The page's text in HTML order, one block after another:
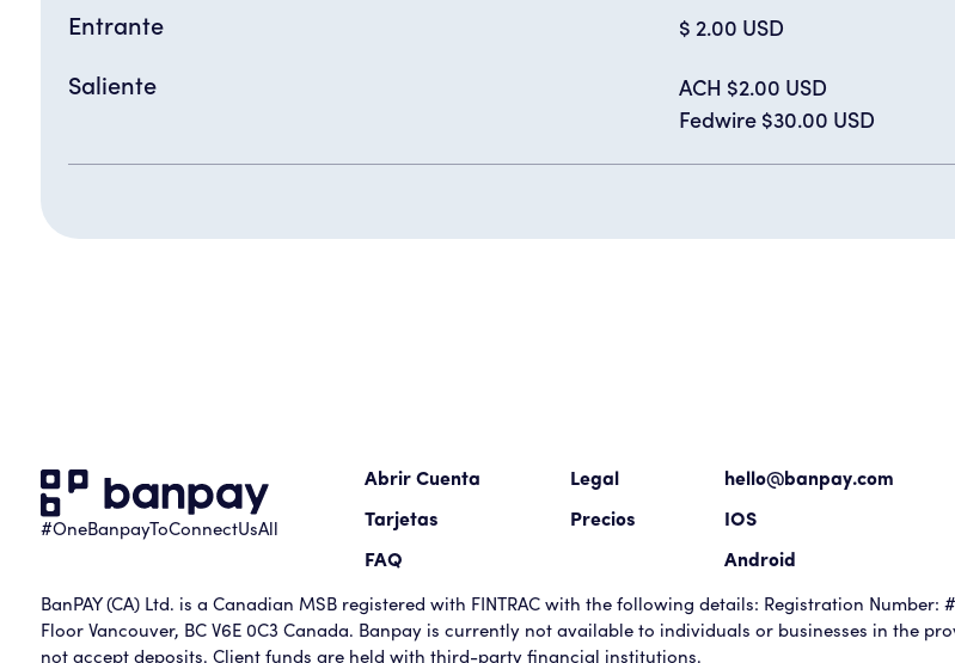
Entrante $ 2.00 USD
Saliente
ACH $2.00 USD
Fedwire $30.00 USD
#OneBanpayToConnectUsAll
Abrir Cuenta
Tarjetas
FAQ
Legal
Precios
hello@banpay.com
IOS
Android
BanPAY (CA) Ltd. is a Canadian MSB registered with FINTRAC with the following details: Registration Number:
Floor Vancouver, BC V6E 0C3 Canada. Banpay is currently not available to individuals or businesses in the
not accept deposits. Client funds are held with third-party financial institutions.